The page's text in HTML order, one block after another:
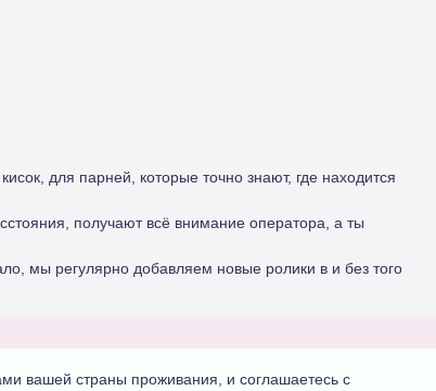
для парней, которые точно знают, где находится
получают всё внимание оператора, а ты
мы регулярно добавляем новые ролики в и без того
вашей страны проживания, и соглашаетесь с